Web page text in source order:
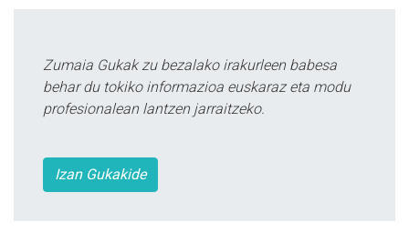
Zumaia Gukak zu bezalako irakurleen babesa
behar du tokiko informazioa euskaraz eta modu
profesionalean lantzen jarraitzeko.
Izan Gukakide